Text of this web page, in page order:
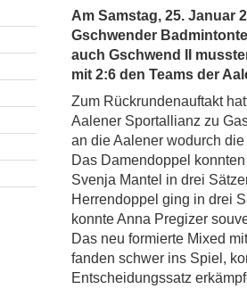
Am Samstag, 25. Januar
Gschwender
auch Gschwend II
mit 2:6 den Teams der
Zum Rückrundenauftakt
Aalener Sportallianz zu
an die Aalener wodurch
Das Damendoppel
Svenja Mantel in drei
Herrendoppel ging in drei
konnte Anna Pregizer
Das neu formierte Mixed
fanden schwer ins Spiel,
Entscheidungssatz